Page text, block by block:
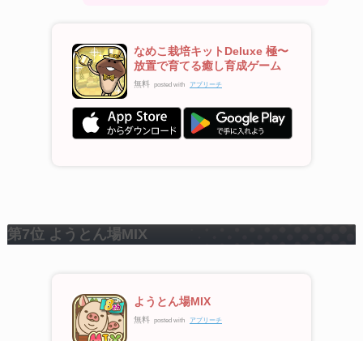
なめこ栽培キットDeluxe 極〜
放置で育てる癒し育成ゲーム
無料 posted with アプリーチ
第7位 ようとん場MIX
ようとん場MIX
無料 posted with アプリーチ